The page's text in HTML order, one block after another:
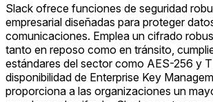
Slack ofrece funciones de seguridad
empresarial diseñadas para proteger
comunicaciones. Emplea un cifrado
tanto en reposo como en tránsito,
estándares del sector como AES-256 y
disponibilidad de Enterprise Key
proporciona a las organizaciones un